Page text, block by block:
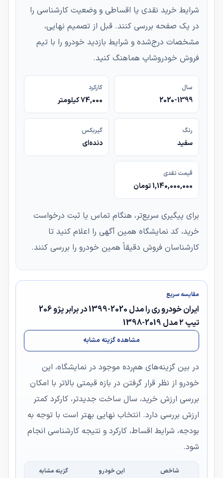
شرایط خرید نقدی یا اقساطی و وضعیت کارشناسی را
در یک صفحه بررسی کنند. قبل از تصمیم نهایی،
مشخصات درج‌شده و شرایط بازدید خودرو را با تیم
فروش خودروشاپ هماهنگ کنید.
سال
2020-1399
کارکرد
74,000 کیلومتر
رنگ
سفید
گیربکس
دنده‌ای
قیمت نقدی
1,140,000,000 تومان
برای پیگیری سریع‌تر، هنگام تماس یا ثبت درخواست
خرید، کد نمایشگاه همین آگهی را اعلام کنید تا
کارشناسان فروش دقیقاً همین خودرو را بررسی کنند.
مقایسه سریع
ایران خودرو ری را مدل 2020-1399 در برابر پژو 206
تیپ ۲ مدل 2019-1398
مشاهده گزینه مشابه
در بین گزینه‌های هم‌رده موجود در نمایشگاه، این
خودرو از نظر قرار گرفتن در بازه قیمتی بالاتر با امکان
بررسی ارزش خرید، سال ساخت جدیدتر، کارکرد کمتر
ارزش بررسی دارد. انتخاب نهایی بهتر است با توجه به
بودجه، شرایط اقساط، کارکرد و نتیجه کارشناسی انجام
شود.
شاخص این خودرو گزینه مشابه